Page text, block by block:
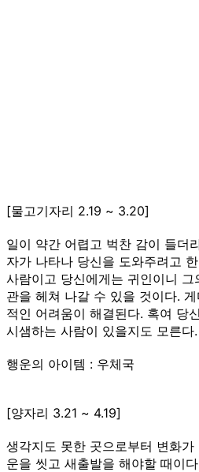
[물고기자리 2.19 ~ 3.20]
일이 약간 어렵고 벅찬 감이 들더
자가 나타나 당신을 도와주려고
사람이고 당신에게는 귀인이니
관을 헤쳐 나갈 수 있을 것이다.
적인 어려움이 해결된다. 혹여 당
시샘하는 사람이 있을지도 모른다.
행운의 아이템 : 우체국
[양자리 3.21 ~ 4.19]
생각지도 못한 곳으로부터 변화
운을 씻고 새출발을 해야할 때이